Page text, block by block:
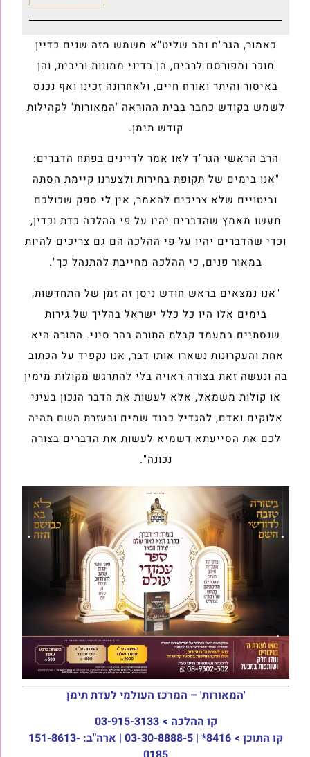
כאמור, הגר"ח והב שליט"א משמש מזה שנים כדיין
מוכר ומפורסם לרבים, הן בדיני ממונות וריבית, והן
באיסור והיתר ואורח חיים, ולאחרונה זכינו ואף נכנס
לשמש בקודש כחבר בבית ההוראה 'המאורות' לקהילות
קודש תימן.
הרב הראשי הגר"ד לאו אמר לדיינים בפתח הדברים:
"אנו בימים של תקופת בחירות ולצערנו קיימת הסתה
וביטויים שלא צריכים להאמר, אין לי ספק שכולכם
תעשו מאמץ שהדברים יהיו על פי ההלכה כדת וכדין,
וכדי שהדברים יהיו על פי ההלכה הם גם צריכים להיות
במאור פנים, כי ההלכה מחייבת להתנהל כך".
"אנו נמצאים בראש חודש ניסן זה זמן של התחדשות,
בימים אלו היו כל כלל ישראל בהליך של גירות
שנסתיים במעמד קבלת התורה בהר סיני. התורה היא
אחת והעקרונות נשארו אותו דבר, אנו נקפיד על הכתוב
בה ונעשה זאת בצורה ראויה בלי להתרגש מקולות מימין
או קולות משמאל, אלא לעשות את הדבר הנכון בעיני
אלוקים ואדם, להגדיל כבוד שמים ובעזרת השם תהיה
לכם את הסייעתא דשמיא לעשות את הדברים בצורה
נכונה".
'המאורות' – המרכז העולמי לעדת תימן
קו ההלכה > 03-915-3133
קו התוכן >
8416* | 03-30-8888-5 | ארה"ב: 151-8613-